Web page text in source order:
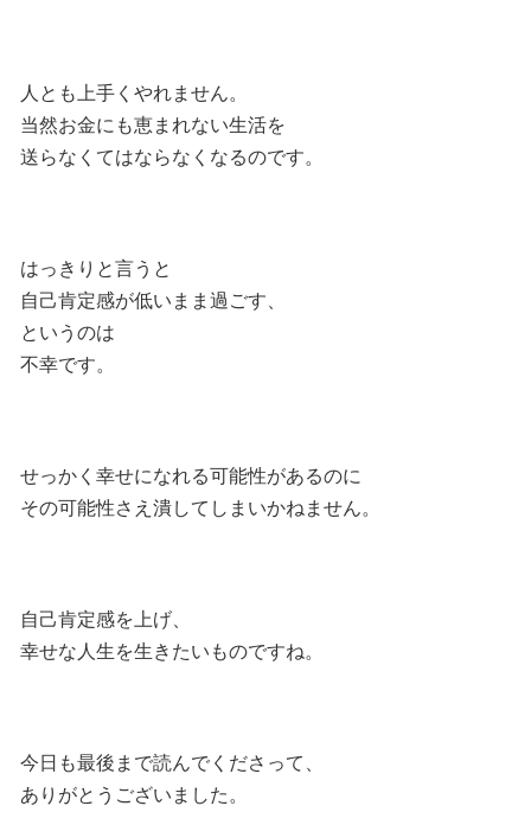
人とも上手くやれません。
当然お金にも恵まれない生活を
送らなくてはならなくなるのです。
はっきりと言うと
自己肯定感が低いまま過ごす、
というのは
不幸です。
せっかく幸せになれる可能性があるのに
その可能性さえ潰してしまいかねません。
自己肯定感を上げ、
幸せな人生を生きたいものですね。
今日も最後まで読んでくださって、
ありがとうございました。